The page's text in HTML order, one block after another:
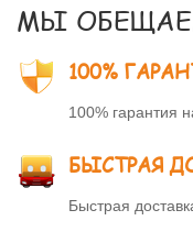
МЫ
100%
100% гарантия
БЫСТРАЯ
Быстрая